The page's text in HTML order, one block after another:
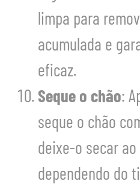
limpa para
acumulada e
eficaz.
Seque o chão:
seque o chão
deixe-o secar
dependendo do